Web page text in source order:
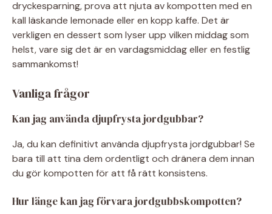
dryckesparning, prova att njuta av kompotten med en
kall läskande lemonade eller en kopp kaffe. Det är
verkligen en dessert som lyser upp vilken middag som
helst, vare sig det är en vardagsmiddag eller en festlig
sammankomst!
Vanliga frågor
Kan jag använda djupfrysta jordgubbar?
Ja, du kan definitivt använda djupfrysta jordgubbar! Se
bara till att tina dem ordentligt och dränera dem innan
du gör kompotten för att få rätt konsistens.
Hur länge kan jag förvara jordgubbskompotten?